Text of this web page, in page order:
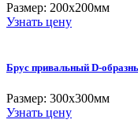
Размер: 200х200мм
Узнать цену
Брус привальный D-
Размер: 300х300мм
Узнать цену